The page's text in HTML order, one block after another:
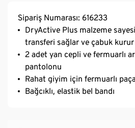
Sipariş Numarası: 616233
DryActive Plus malzeme
transferi sağlar ve çabuk kurur
2 adet yan cepli ve fermuarlı
pantolonu
Rahat giyim için fermuarlı
Bağcıklı, elastik bel bandı